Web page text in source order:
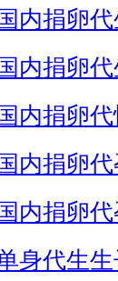
国内捐卵
国内捐卵代
国内捐卵
国内捐卵
国内捐卵
身代生